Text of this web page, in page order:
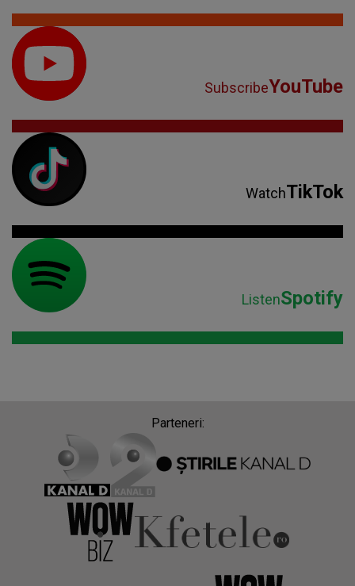
SubscribeYouTube
WatchTikTok
ListenSpotify
Parteneri: